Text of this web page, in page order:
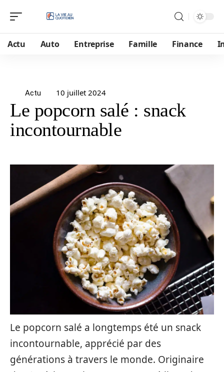
Actu Auto Entreprise Famille Finance
Actu 10 juillet 2024
Le popcorn salé : snack
incontournable
Le popcorn salé a longtemps été un snack
incontournable, apprécié par des
générations à travers le monde. Originaire